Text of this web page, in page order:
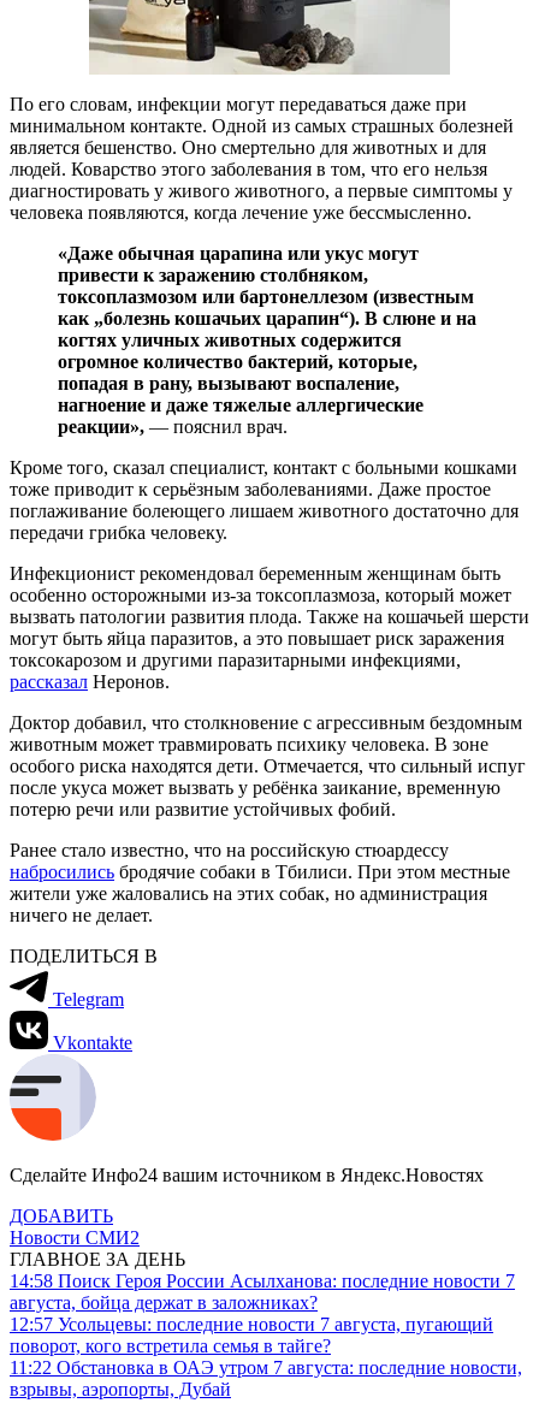
По его словам, инфекции могут передаваться даже при
минимальном контакте. Одной из самых страшных болезней
является бешенство. Оно смертельно для животных и для
людей. Коварство этого заболевания в том, что его нельзя
диагностировать у живого животного, а первые симптомы у
человека появляются, когда лечение уже бессмысленно.
«Даже обычная царапина или укус могут
привести к заражению столбняком,
токсоплазмозом или бартонеллезом (известным
как „болезнь кошачьих царапин“). В слюне и на
когтях уличных животных содержится
огромное количество бактерий, которые,
попадая в рану, вызывают воспаление,
нагноение и даже тяжелые аллергические
реакции», — пояснил врач.
Кроме того, сказал специалист, контакт с больными кошками
тоже приводит к серьёзным заболеваниями. Даже простое
поглаживание болеющего лишаем животного достаточно для
передачи грибка человеку.
Инфекционист рекомендовал беременным женщинам быть
особенно осторожными из-за токсоплазмоза, который может
вызвать патологии развития плода. Также на кошачьей шерсти
могут быть яйца паразитов, а это повышает риск заражения
токсокарозом и другими паразитарными инфекциями,
рассказал Неронов.
Доктор добавил, что столкновение с агрессивным бездомным
животным может травмировать психику человека. В зоне
особого риска находятся дети. Отмечается, что сильный испуг
после укуса может вызвать у ребёнка заикание, временную
потерю речи или развитие устойчивых фобий.
Ранее стало известно, что на российскую стюардессу
набросились бродячие собаки в Тбилиси. При этом местные
жители уже жаловались на этих собак, но администрация
ничего не делает.
ПОДЕЛИТЬСЯ В
Telegram
Vkontakte
Сделайте Инфо24 вашим источником в Яндекс.Новостях
ДОБАВИТЬ
Новости СМИ2
ГЛАВНОЕ ЗА ДЕНЬ
14:58 Поиск Героя России Асылханова: последние новости 7
августа, бойца держат в заложниках?
12:57 Усольцевы: последние новости 7 августа, пугающий
поворот, кого встретила семья в тайге?
11:22 Обстановка в ОАЭ утром 7 августа: последние новости,
взрывы, аэропорты, Дубай